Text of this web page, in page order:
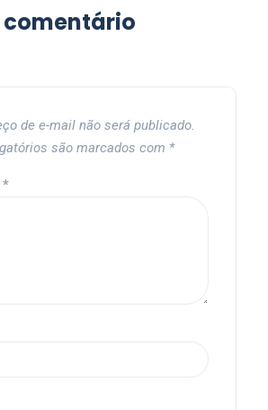
comentário
de e-mail não será publicado.
são marcados com *
*